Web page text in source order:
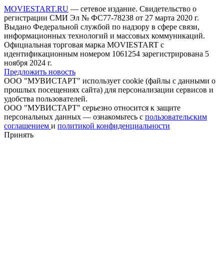
MOVIESTART.RU — сетевое издание. Свидетельство о
регистрации СМИ Эл № ФС77-78238 от 27 марта 2020 г.
Выдано Федеральной службой по надзору в сфере связи,
информационных технологий и массовых коммуникаций.
Официальная торговая марка MOVIESTART с
идентификационным номером 1061254 зарегистрирована 5
ноября 2024 г.
Предложить новость
ООО "МУВИСТАРТ" использует cookie (файлы с данными о
прошлых посещениях сайта) для персонализации сервисов и
удобства пользователей.
ООО "МУВИСТАРТ" серьезно относится к защите
персональных данных — ознакомьтесь с пользовательским
соглашением и политикой конфиденциальности
Принять